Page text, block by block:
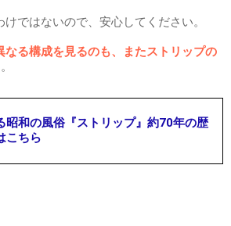
ではないので、安心してください。
なる構成を見るのも、またストリップの
昭和の風俗『ストリップ』約70年の歴
こちら